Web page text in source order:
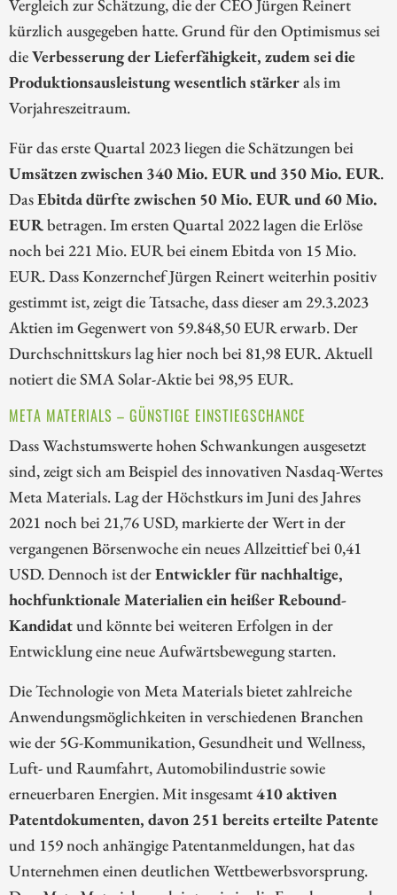
Vergleich zur Schätzung, die der CEO Jürgen Reinert
kürzlich ausgegeben hatte. Grund für den Optimismus sei
dieVerbesserung der Lieferfähigkeit, zudem sei die
Produktionsausleistung wesentlich stärkerals im
Vorjahreszeitraum.
Für das erste Quartal 2023 liegen die Schätzungen bei
Umsätzen zwischen 340 Mio. EUR und 350 Mio. EUR.
DasEbitda dürfte zwischen 50 Mio. EUR und 60 Mio.
EURbetragen. Im ersten Quartal 2022 lagen die Erlöse
noch bei 221 Mio. EUR bei einem Ebitda von 15 Mio.
EUR. Dass Konzernchef Jürgen Reinert weiterhin positiv
gestimmt ist, zeigt die Tatsache, dass dieser am 29.3.2023
Aktien im Gegenwert von 59.848,50 EUR erwarb. Der
Durchschnittskurs lag hier noch bei 81,98 EUR. Aktuell
notiert die SMA Solar-Aktie bei 98,95 EUR.
META MATERIALS – GÜNSTIGE EINSTIEGSCHANCE
Dass Wachstumswerte hohen Schwankungen ausgesetzt
sind, zeigt sich am Beispiel des innovativen Nasdaq-Wertes
Meta Materials. Lag der Höchstkurs im Juni des Jahres
2021 noch bei 21,76 USD, markierte der Wert in der
vergangenen Börsenwoche ein neues Allzeittief bei 0,41
USD. Dennoch ist derEntwickler für nachhaltige,
hochfunktionale Materialien ein heißer Rebound-
Kandidatund könnte bei weiteren Erfolgen in der
Entwicklung eine neue Aufwärtsbewegung starten.
Die Technologie von Meta Materials bietet zahlreiche
Anwendungsmöglichkeiten in verschiedenen Branchen
wie der 5G-Kommunikation, Gesundheit und Wellness,
Luft- und Raumfahrt, Automobilindustrie sowie
erneuerbaren Energien. Mit insgesamt410 aktiven
Patentdokumenten, davon 251 bereits erteilte Patente
und 159 noch anhängige Patentanmeldungen, hat das
Unternehmen einen deutlichen Wettbewerbsvorsprung.